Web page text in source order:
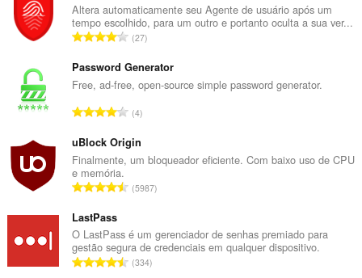
Altera automaticamente seu Agente de usuário após um
tempo escolhido, para um outro e portanto oculta a sua ver...
N
m
e
o
o
a
e
c
l
27
Password Generator
Free, ad-free, open-source simple password generator.
N
m
e
o
t
a
4
uBlock Origin
Finalmente, um bloqueador eficiente. Com baixo uso de CPU
e memória.
N
e
r
o
5987
LastPass
O LastPass é um gerenciador de senhas premiado para
gestão segura de credenciais em qualquer dispositivo.
N334